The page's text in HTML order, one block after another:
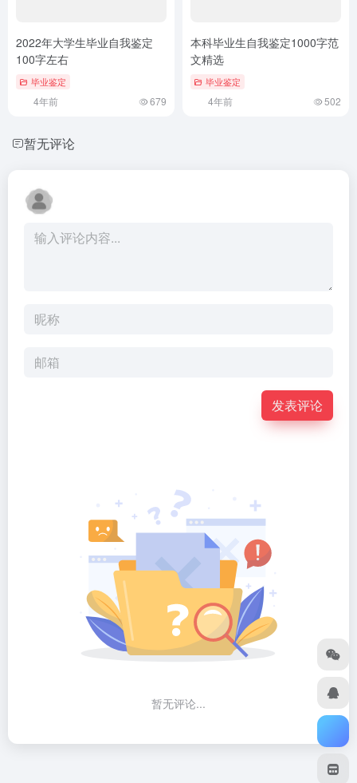
2022年大学生毕业自我鉴定
100字左右
毕业鉴定
4年前 679
本科毕业生自我鉴定1000字范
文精选
毕业鉴定
4年前 502
暂无评论
发表评论
暂无评论...